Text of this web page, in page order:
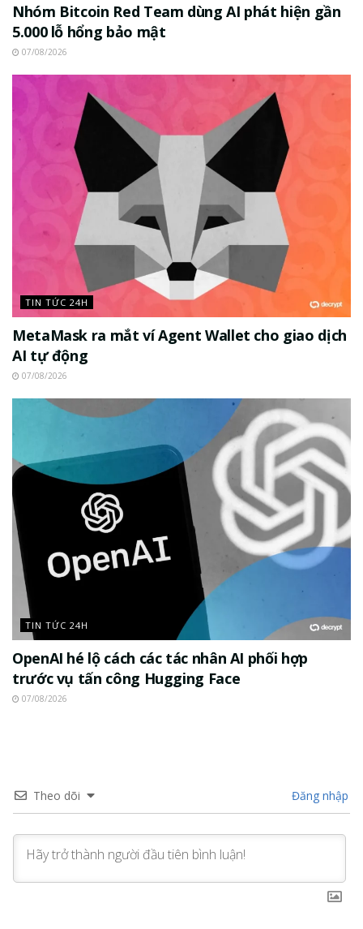
Nhóm Bitcoin Red Team dùng AI phát hiện gần
5.000 lỗ hổng bảo mật
07/08/2026
TIN TỨC 24H
MetaMask ra mắt ví Agent Wallet cho giao dịch
AI tự động
07/08/2026
TIN TỨC 24H
OpenAI hé lộ cách các tác nhân AI phối hợp
trước vụ tấn công Hugging Face
07/08/2026
Theo dõi Đăng nhập